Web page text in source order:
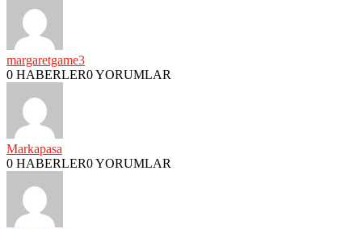
margaretgame3
0 HABERLER0 YORUMLAR
Markapasa
0 HABERLER0 YORUMLAR